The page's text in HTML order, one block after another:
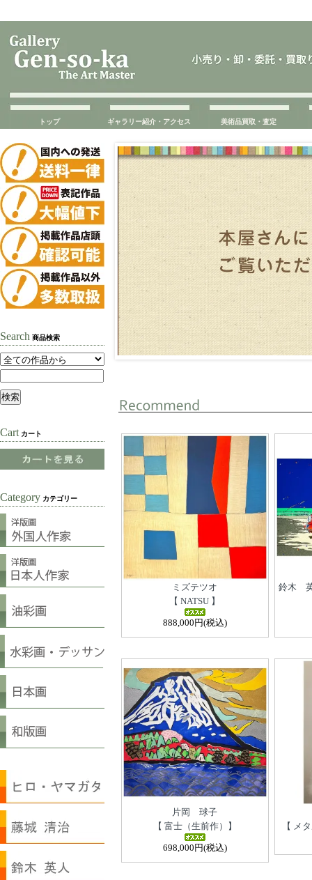
トップ ギャラリー紹介・アクセス 美術品買取・査定
ミズテツオ
【 NATSU 】
888,000円(税込)
鈴木
片岡 球子
【 富士（生前作）】
698,000円(税込)
【 メ
Search 商品検索
Cart カート
Category カテゴリー